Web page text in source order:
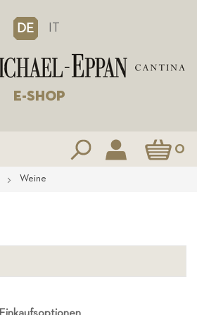
DE IT
E-SHOP
Mein 0
Weine